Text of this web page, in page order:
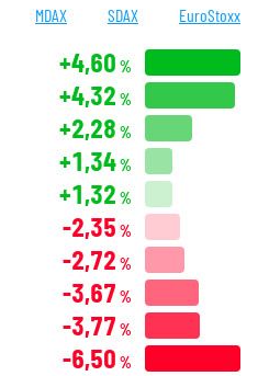
MDAX SDAX EuroStoxx
+4,60 %
+4,32 %
+2,28 %
+1,34%
+1,32 %
-2,35 %
-2,72 %
-3,67 %
-3,77 %
-6,50 %